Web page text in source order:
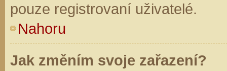
pouze registrovaní uživatelé.
Nahoru
Jak změním svoje zařazení?